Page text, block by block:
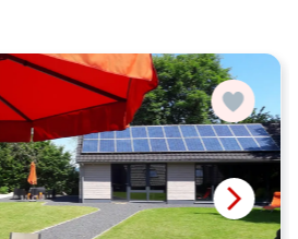
ambiance cosy et chaleureuse. Du
mauvais temps.